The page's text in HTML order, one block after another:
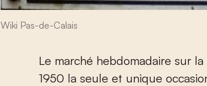
Wiki Pas-de-Calais
Le marché hebdomadaire sur
1950 la seule et unique